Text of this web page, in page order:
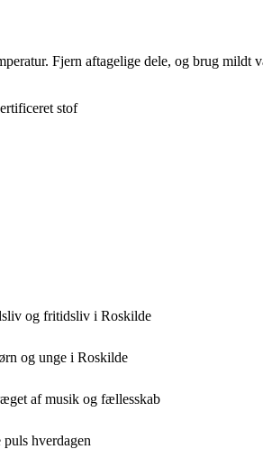
Fjern aftagelige dele, og brug
stof
og fritidsliv i Roskilde
og unge i Roskilde
af musik og fællesskab
hverdagen